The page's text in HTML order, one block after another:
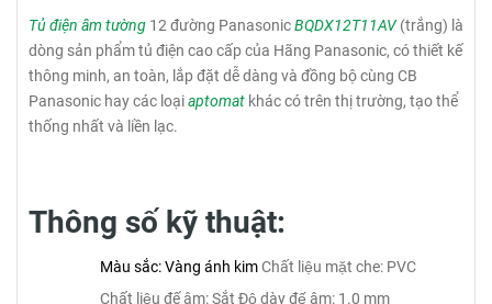
Tủ điện âm tường 12 đường PanasonicBQDX12T11AV(trắng) là
dòng sản phẩm tủ điện cao cấp của Hãng Panasonic, có thiết kế
thông minh, an toàn, lắp đặt dễ dàng và đồng bộ cùng CB
Panasonic hay các loạiaptomat khác có trên thị trường, tạo thể
thống nhất và liền lạc.
Thông số kỹ thuật:
Màu sắc: Vàng ánh kimChất liệu mặt che: PVC
Chất liệu đế âm: Sắt Độ dày đế âm: 1.0 mm